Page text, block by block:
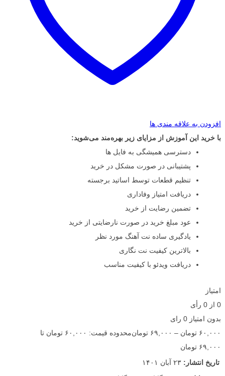
افزودن به علاقه مندی ها
با خرید این آموزش از مزایای زیر بهره‌مند می‌شوید:
دسترسی همیشگی به فایل ها
پشتیبانی در صورت مشکل در خرید
تنظیم قطعات توسط اساتید برجسته
دریافت امتیاز وفاداری
تضمین رضایت از خرید
عود مبلغ خرید در صورت نارضایتی از خرید
یادگیری ساده نت آهنگ مورد نظر
بالاترین کیفیت نت نگاری
دریافت ویدئو با کیفیت مناسب
امتیاز
0 از 0 رأی
بدون امتیاز 0 رای
۶۰,۰۰۰ تومان – ۶۹,۰۰۰ تومان
محدوده قیمت: ۶۰,۰۰۰ تومان تا
۶۹,۰۰۰ تومان
تاریخ انتشار: ۲۳ آبان ۱۴۰۱